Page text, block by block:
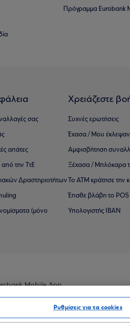
Πρόγραμμα Eurobank
σας
απάτες
την ΤτΕ
∆ραστηριοτήτων
(μόνο
Χρειάζεστε
Συχνές ερωτήσεις
Έχασα / Μου έκλεψαν
Αμφισβήτηση
Ξέχασα / Μπλόκαρα
Το ΑΤΜ κράτησε την
Έπαθε βλάβη το
Υπολογιστής IBAN
Mobile App
Ρυθμίσεις για τα cookies